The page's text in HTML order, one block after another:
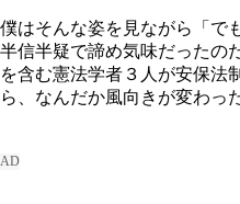
僕はそんな姿を見ながら「で
半信半疑で諦め気味だったの
を含む憲法学者３人が安保法
ら、なんだか風向きが変わっ